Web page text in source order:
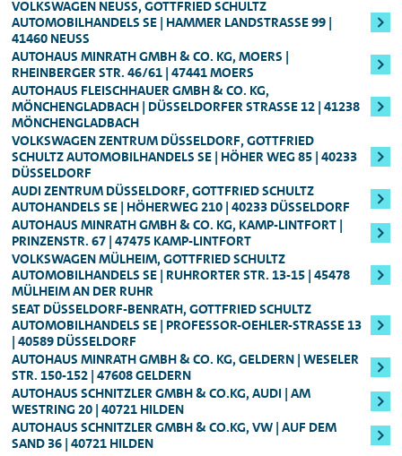
inkl. Golf GTI
Mindestalter: 25 Jahre, Führerscheinbesitz:
Mind. 3 Jahre:
Für alle Audi S-Modelle, Fahrzeuge der
Oberklasse, sowie für den Audi e-tron
Genauere Informationen zum Mindestalter
können Ihnen jederzeit unsere
Mitarbeitenden vor Ort geben.
Wert des Fahrzeugs bzw. der Fahrzeugklasse
ist es möglich, dass Sie eine Kreditkarte
vorlegen müssen und nicht mit EC-Karte
zahlen können.
Betrag in Höhe desvoraussichtlichen
Mietpreisesund einer zusätzlichen
Sicherheitsleistung, die sich nach der
Fahrzeugklasseberechnet (in der Regel
250,00 bzw. 800,00 Euro). Die
Sicherheitsleistung erhalten Sie nach Ende
des Mietzeitraums natürlich umgehend
zurück.
Fahrzeug direkt für weitere Anmietungen
freigeben.
VOLKSWAGEN NEUSS, GOTTFRIED SCHULTZ
AUTOMOBILHANDELS SE | HAMMER LANDSTRASSE 99 | 4
1460 NEUSS
AUTOHAUS MINRATH GMBH & CO. KG, MOERS |
RHEINBERGER STR. 46/61 | 47441 MOERS
AUTOHAUS FLEISCHHAUER GMBH & CO. KG,
MÖNCHENGLADBACH | DÜSSELDORFER STRASSE 12 | 41238 M
ÖNCHENGLADBACH
VOLKSWAGEN ZENTRUM DÜSSELDORF, GOTTFRIED
SCHULTZ AUTOMOBILHANDELS SE | HÖHER WEG 85 | 40233
DÜSSELDORF
AUDI ZENTRUM DÜSSELDORF, GOTTFRIED SCHULTZ
AUTOHANDELS SE | HÖHERWEG 210 | 40233 DÜSSELDORF
AUTOHAUS MINRATH GMBH & CO. KG, KAMP-LINTFORT |
PRINZENSTR. 67 | 47475 KAMP-LINTFORT
VOLKSWAGEN MÜLHEIM, GOTTFRIED SCHULTZ
AUTOMOBILHANDELS SE | RUHRORTER STR. 13-15 | 45478
MÜLHEIM AN DER RUHR
SEAT DÜSSELDORF-BENRATH, GOTTFRIED SCHULTZ
AUTOMOBILHANDELS SE | PROFESSOR-OEHLER-STRASSE 13 |
40589 DÜSSELDORF
AUTOHAUS MINRATH GMBH & CO. KG, GELDERN | WESELER
STR. 150-152 | 47608 GELDERN
AUTOHAUS SCHNITZLER GMBH & CO.KG, AUDI | AM
WESTRING 20 | 40721 HILDEN
AUTOHAUS SCHNITZLER GMBH & CO.KG, VW | AUF DEM
SAND 36 | 40721 HILDEN